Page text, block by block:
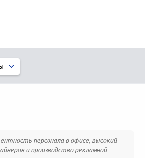
персонала в офисе, высокий
и производство рекламной